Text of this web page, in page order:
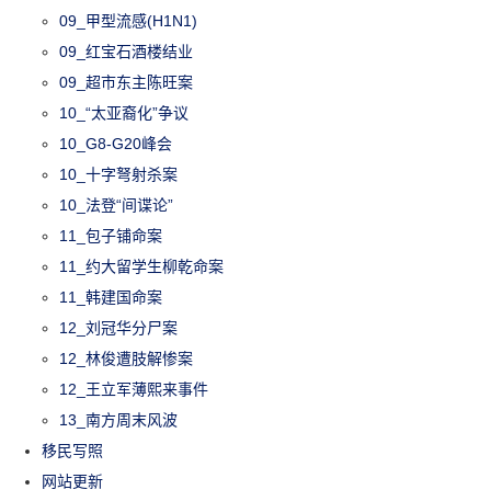
09_甲型流感(H1N1)
09_红宝石酒楼结业
09_超市东主陈旺案
10_“太亚裔化”争议
10_G8-G20峰会
10_十字弩射杀案
10_法登“间谍论”
11_包子铺命案
11_约大留学生柳乾命案
11_韩建国命案
12_刘冠华分尸案
12_林俊遭肢解惨案
12_王立军薄熙来事件
13_南方周末风波
移民写照
网站更新